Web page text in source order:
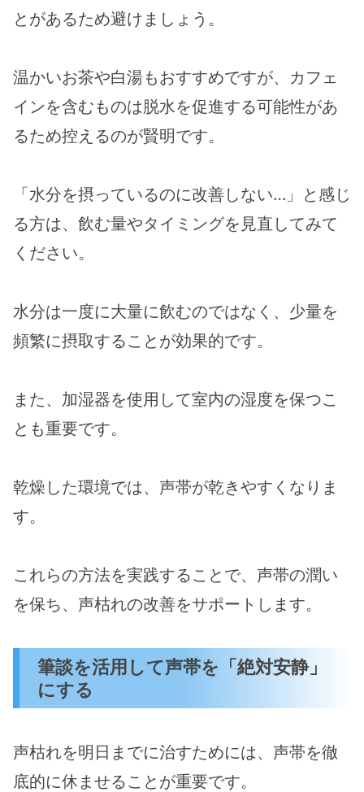
とがあるため避けましょう。
温かいお茶や白湯もおすすめですが、カフェ
インを含むものは脱水を促進する可能性があ
るため控えるのが賢明です。
「水分を摂っているのに改善しない…」と感じ
る方は、飲む量やタイミングを見直してみて
ください。
水分は一度に大量に飲むのではなく、少量を
頻繁に摂取することが効果的です。
また、加湿器を使用して室内の湿度を保つこ
とも重要です。
乾燥した環境では、声帯が乾きやすくなりま
す。
これらの方法を実践することで、声帯の潤い
を保ち、声枯れの改善をサポートします。
筆談を活用して声帯を「絶対安静」
にする
声枯れを明日までに治すためには、声帯を徹
底的に休ませることが重要です。